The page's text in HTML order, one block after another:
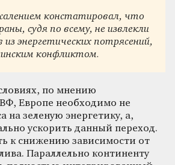
констатировал, что
судя по всему, не извлекли
энергетических потрясений,
конфликтом.
по мнению
Европе необходимо не
на зеленую энергетику, а,
ускорить данный переход.
к снижению зависимости от
Параллельно континенту